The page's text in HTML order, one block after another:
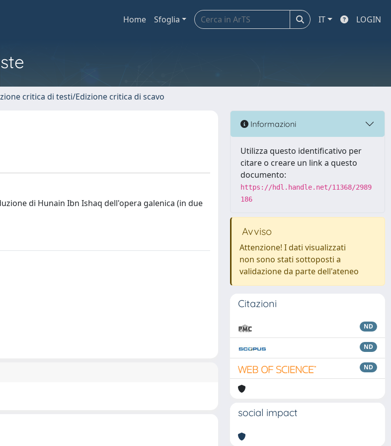
Home Sfoglia IT LOGIN
critica di testi/Edizione critica di scavo
di Hunain Ibn Ishaq dell'opera galenica (in due
Informazioni
Utilizza questo identificativo per
citare o creare un link a questo
documento:
https://hdl.handle.net/11368/2989
186
Avviso
Attenzione! I dati visualizzati
non sono stati sottoposti a
validazione da parte dell'ateneo
Citazioni
ND
ND
ND
social impact